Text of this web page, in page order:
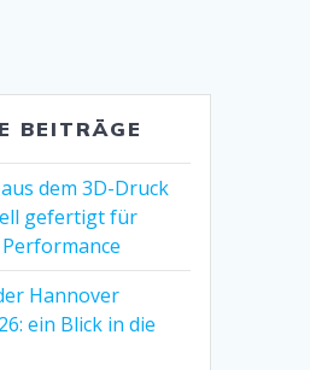
BEITRÄGE
dem 3D-Druck
gefertigt für
Hannover
ein Blick in die